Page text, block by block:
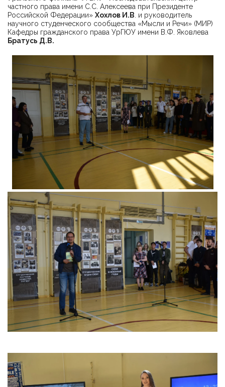
частного права имени С.С. Алексеева при Президенте
Российской Федерации» Хохлов И.В . и руководитель
научного студенческого сообщества «Мысли и Речи» (МИР)
Кафедры гражданского права УрГЮУ имени В.Ф. Яковлева
Братусь Д.В.